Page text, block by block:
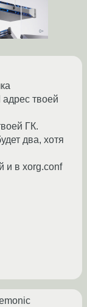
твоей
ГК.
два, хотя
и в xorg.conf